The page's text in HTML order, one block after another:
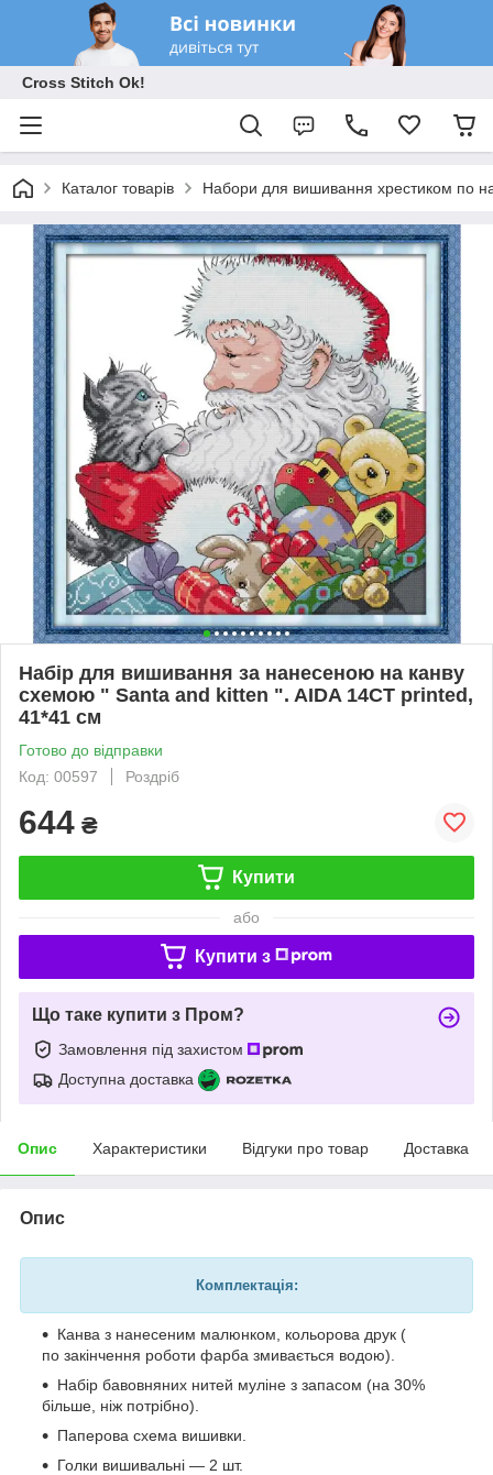
Cross Stitch Ok!
Каталог товарів Набори для вишивання хрестиком по
Набір для вишивання за нанесеною на канву
схемою " Santa and kitten ". AIDA 14CT printed,
41*41 см
Готово до відправки
Код: 00597
Роздріб
644 ₴
Купити
або
Купити з
Що таке купити з Пром?
Замовлення під захистом
Доступна доставка
Опис Характеристики Відгуки про товар Доставка
Опис
Комплектація:
Канва з нанесеним малюнком, кольорова друк (
по закінчення роботи фарба змивається водою).
Набір бавовняних нитей муліне з запасом (на 30%
більше, ніж потрібно).
Паперова схема вишивки.
Голки вишивальні — 2 шт.